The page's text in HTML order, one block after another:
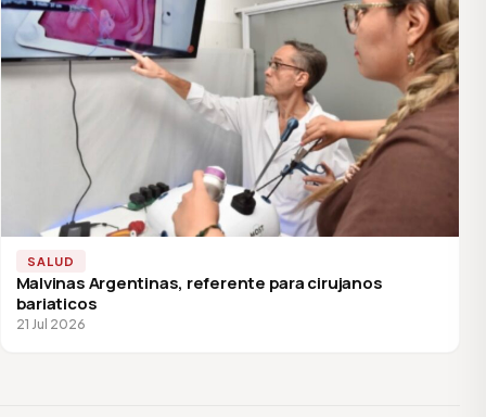
SALUD
Malvinas Argentinas, referente para cirujanos
bariaticos
21 Jul 2026